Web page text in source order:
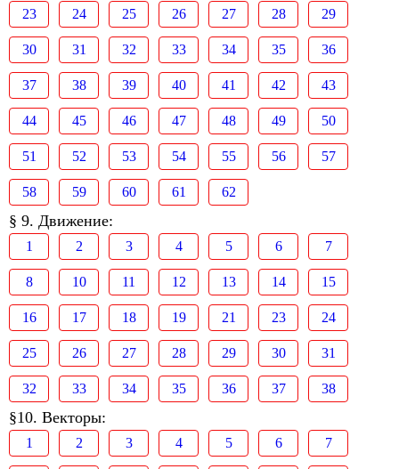
23 24 25 26 27 28 29
30 31 32 33 34 35 36
37 38 39 40 41 42 43
44 45 46 47 48 49 50
51 52 53 54 55 56 57
58 59 60 61 62
§ 9. Движение:
1 2 3 4 5 6 7
8 10 11 12 13 14 15
16 17 18 19 21 23 24
25 26 27 28 29 30 31
32 33 34 35 36 37 38
§10. Векторы:
1 2 3 4 5 6 7